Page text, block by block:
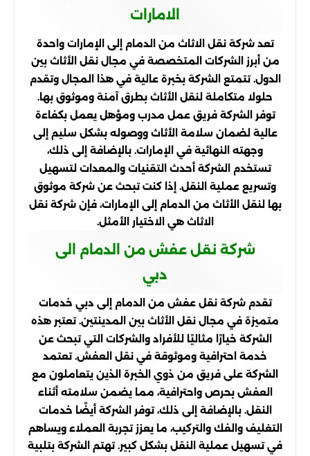
الامارات
تعد شركة نقل الاثاث من الدمام إلى الإمارات واحدة
من أبرز الشركات المتخصصة في مجال نقل الأثاث بين
الدول. تتمتع الشركة بخبرة عالية في هذا المجال وتقدم
حلولا متكاملة لنقل الأثاث بطرق آمنة وموثوق بها.
توفر الشركة فريق عمل مدرب ومؤهل يعمل بكفاءة
عالية لضمان سلامة الأثاث ووصوله بشكل سليم إلى
وجهته النهائية في الإمارات. بالإضافة إلى ذلك،
تستخدم الشركة أحدث التقنيات والمعدات لتسهيل
وتسريع عملية النقل. إذا كنت تبحث عن شركة موثوق
بها لنقل الأثاث من الدمام إلى الإمارات، فإن شركة نقل
الاثاث هي الاختيار الأمثل.
شركة نقل عفش من الدمام الى
دبي
تقدم شركة نقل عفش من الدمام إلى دبي خدمات
متميزة في مجال نقل الأثاث بين المدينتين. تعتبر هذه
الشركة خيارًا مثاليًا للأفراد والشركات التي تبحث عن
خدمة احترافية وموثوقة في نقل العفش. تعتمد
الشركة على فريق من ذوي الخبرة الذين يتعاملون مع
العفش بحرص واحترافية، مما يضمن سلامته أثناء
النقل. بالإضافة إلى ذلك، توفر الشركة أيضًا خدمات
التغليف والفك والتركيب، ما يعزز تجربة العملاء ويساهم
في تسهيل عملية النقل بشكل كبير. تهتم الشركة بتلبية